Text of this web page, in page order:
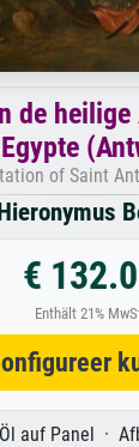
de
of Saint
€
Enthält 21%
auf Panel ·